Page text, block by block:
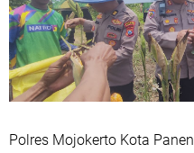
Polres Mojokerto Kota